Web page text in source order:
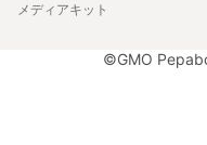
メディアキット
©GMO